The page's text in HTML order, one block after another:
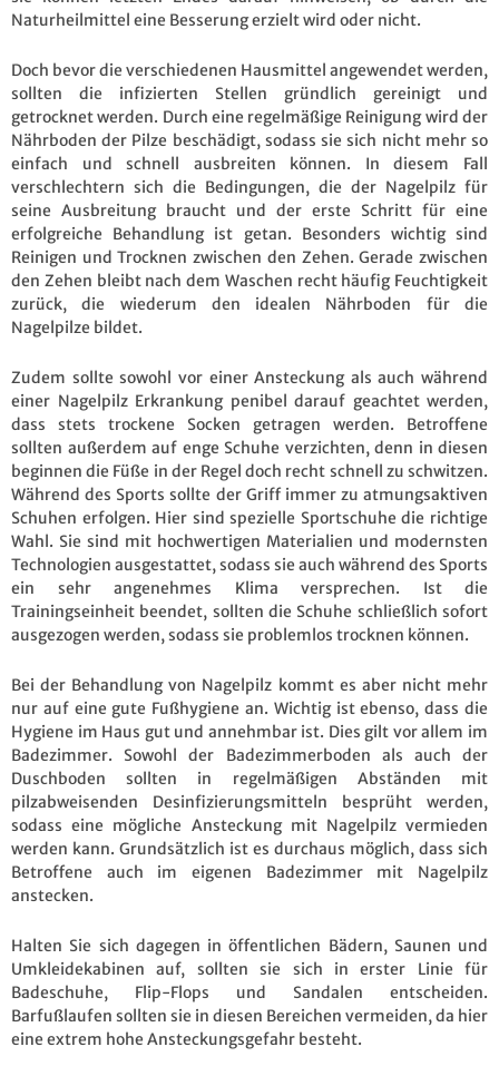
Naturheilmittel eine Besserung erzielt wird oder nicht.
Doch bevor die verschiedenen Hausmittel angewendet werden,
sollten die infizierten Stellen gründlich gereinigt und
getrocknet werden. Durch eine regelmäßige Reinigung wird der
Nährboden der Pilze beschädigt, sodass sie sich nicht mehr so
einfach und schnell ausbreiten können. In diesem Fall
verschlechtern sich die Bedingungen, die der Nagelpilz für
seine Ausbreitung braucht und der erste Schritt für eine
erfolgreiche Behandlung ist getan. Besonders wichtig sind
Reinigen und Trocknen zwischen den Zehen. Gerade zwischen
den Zehen bleibt nach dem Waschen recht häufig Feuchtigkeit
zurück, die wiederum den idealen Nährboden für die
Nagelpilze bildet.
Zudem sollte sowohl vor einer Ansteckung als auch während
einer Nagelpilz Erkrankung penibel darauf geachtet werden,
dass stets trockene Socken getragen werden. Betroffene
sollten außerdem auf enge Schuhe verzichten, denn in diesen
beginnen die Füße in der Regel doch recht schnell zu schwitzen.
Während des Sports sollte der Griff immer zu atmungsaktiven
Schuhen erfolgen. Hier sind spezielle Sportschuhe die richtige
Wahl. Sie sind mit hochwertigen Materialien und modernsten
Technologien ausgestattet, sodass sie auch während des Sports
ein sehr angenehmes Klima versprechen. Ist die
Trainingseinheit beendet, sollten die Schuhe schließlich sofort
ausgezogen werden, sodass sie problemlos trocknen können.
Bei der Behandlung von Nagelpilz kommt es aber nicht mehr
nur auf eine gute Fußhygiene an. Wichtig ist ebenso, dass die
Hygiene im Haus gut und annehmbar ist. Dies gilt vor allem im
Badezimmer. Sowohl der Badezimmerboden als auch der
Duschboden sollten in regelmäßigen Abständen mit
pilzabweisenden Desinfizierungsmitteln besprüht werden,
sodass eine mögliche Ansteckung mit Nagelpilz vermieden
werden kann. Grundsätzlich ist es durchaus möglich, dass sich
Betroffene auch im eigenen Badezimmer mit Nagelpilz
anstecken.
Halten Sie sich dagegen in öffentlichen Bädern, Saunen und
Umkleidekabinen auf, sollten sie sich in erster Linie für
Badeschuhe, Flip-Flops und Sandalen entscheiden.
Barfußlaufen sollten sie in diesen Bereichen vermeiden, da hier
eine extrem hohe Ansteckungsgefahr besteht.